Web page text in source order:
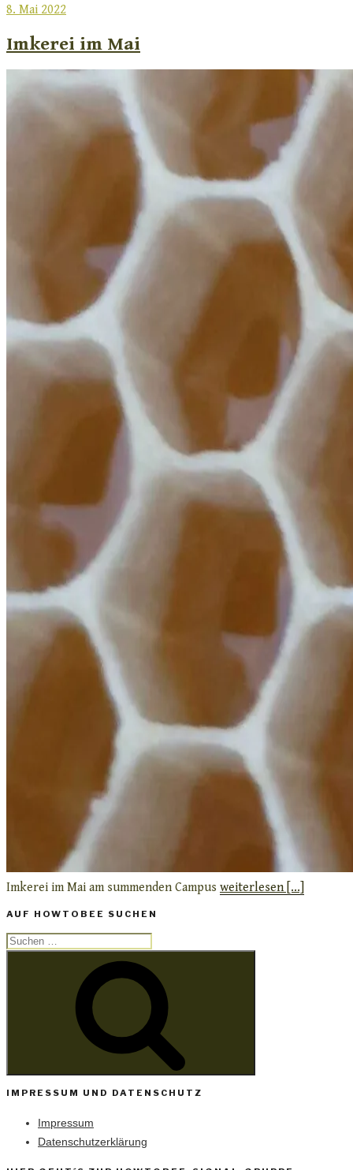
Veröffentlicht
8. Mai 2022
Imkerei im Mai
Imkerei im Mai am summenden Campus weiterlesen [...]
AUF HOWTOBEE SUCHEN
Suchen
IMPRESSUM UND DATENSCHUTZ
Impressum
Datenschutzerklärung